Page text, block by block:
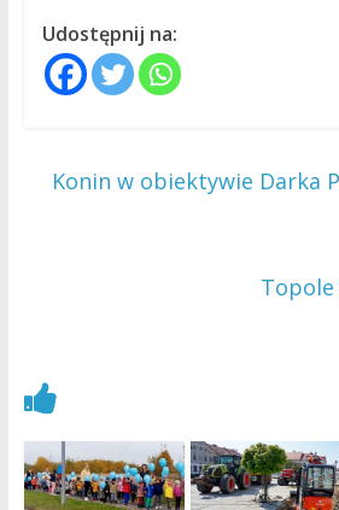
Udostępnij na:
Konin w obiektywie Darka